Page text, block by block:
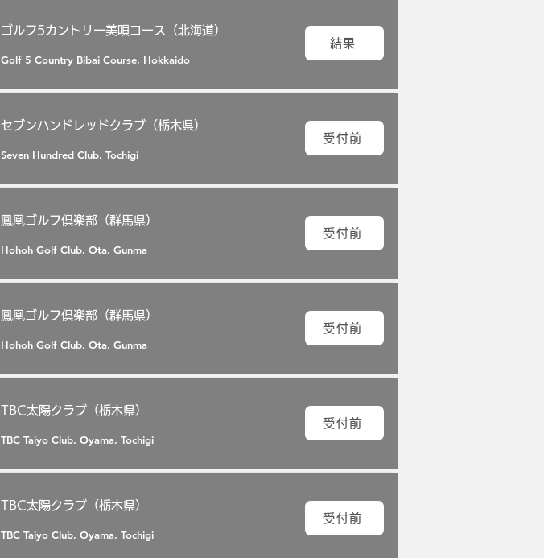
ゴルフ5カントリー美唄コース（北海道）
Golf 5 Country Bibai Course, Hokkaido
結果
セブンハンドレッドクラブ（栃木県）
Seven Hundred Club, Tochigi
受付前
鳳凰ゴルフ倶楽部（群馬県）
Hohoh Golf Club, Ota, Gunma
受付前
鳳凰ゴルフ倶楽部（群馬県）
Hohoh Golf Club, Ota, Gunma
受付前
TBC太陽クラブ（栃木県）
TBC Taiyo Club, Oyama, Tochigi
受付前
TBC太陽クラブ（栃木県）
TBC Taiyo Club, Oyama, Tochigi
受付前